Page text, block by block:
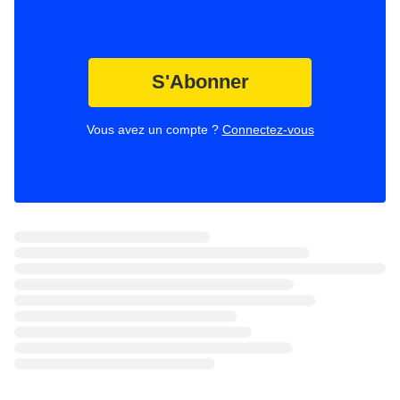
S'Abonner
Vous avez un compte ? Connectez-vous